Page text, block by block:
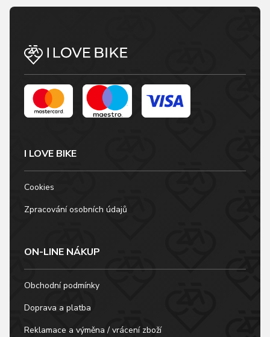
I LOVE BIKE
Cookies
Zpracování osobních údajů
ON-LINE NÁKUP
Obchodní podmínky
Doprava a platba
Reklamace a výměna / vrácení zboží